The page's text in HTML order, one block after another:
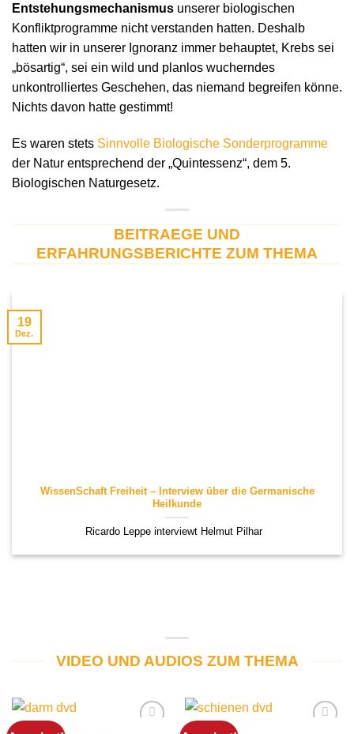
Entstehungsmechanismus unserer biologischen
Konfliktprogramme nicht verstanden hatten. Deshalb
hatten wir in unserer Ignoranz immer behauptet, Krebs sei
„bösartig“, sei ein wild und planlos wucherndes
unkontrolliertes Geschehen, das niemand begreifen könne.
Nichts davon hatte gestimmt!
Es waren stets Sinnvolle Biologische Sonderprogramme
der Natur entsprechend der „Quintessenz“, dem 5.
Biologischen Naturgesetz.
BEITRAEGE UND
ERFAHRUNGSBERICHTE ZUM THEMA
WissenSchaft Freiheit – Interview über die Germanische
Heilkunde
Ricardo Leppe interviewt Helmut Pilhar
19
Dez.
VIDEO UND AUDIOS ZUM THEMA